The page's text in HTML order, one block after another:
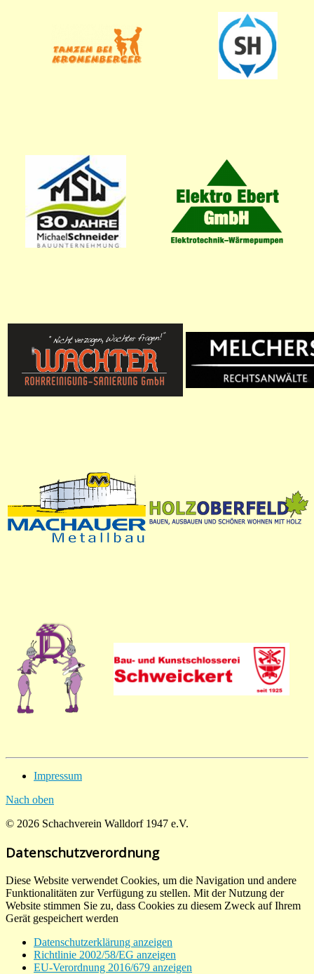
Impressum
Nach oben
© 2026 Schachverein Walldorf 1947 e.V.
Datenschutzverordnung
Diese Website verwendet Cookies, um die Navigation und andere
Funktionalitäten zur Verfügung zu stellen. Mit der Nutzung der
Website stimmen Sie zu, dass Cookies zu diesem Zweck auf Ihrem
Gerät gespeichert werden
Datenschutzerklärung anzeigen
Richtlinie 2002/58/EG anzeigen
EU-Verordnung 2016/679 anzeigen